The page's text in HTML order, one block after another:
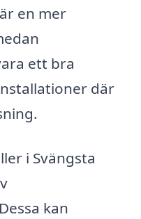
en mer
ett bra
där
i Svängsta
kan